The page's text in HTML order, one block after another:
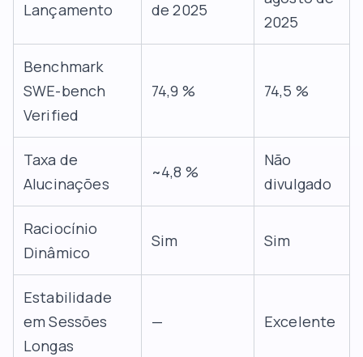
Lançamento
de 2025
2025
Benchmark
SWE-bench
Verified
74,9 % 74,5 %
Taxa de
Alucinações
~4,8 %
Não
divulgado
Raciocínio
Dinâmico
Sim Sim
Estabilidade
em Sessões
Longas
— Excelente